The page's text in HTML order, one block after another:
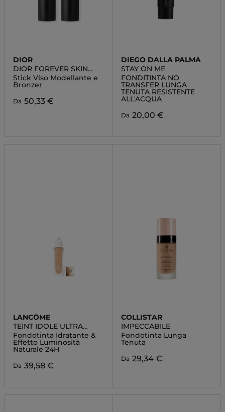
DIOR
DIOR FOREVER SKIN
CONTOUR
Stick Viso Modellante e
Bronzer
Da 50,33 €
DIEGO DALLA PALMA
STAY ON ME
FONDITINTA NO
TRANSFER LUNGA
TENUTA RESISTENTE
ALL'ACQUA
Da 20,00 €
LANCÔME
TEINT IDOLE ULTRA
WEAR CARE & GLOW
Fondotinta Idratante &
Effetto Luminosità
Naturale 24H
Da 39,58 €
COLLISTAR
IMPECCABILE
Fondotinta Lunga
Tenuta
Da 29,34 €